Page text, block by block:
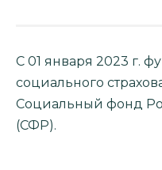
С 01 января 2023 г.
социального
Социальный фонд
(СФР).